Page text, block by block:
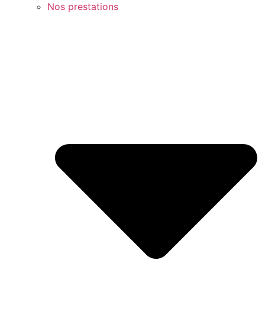
Nos prestations